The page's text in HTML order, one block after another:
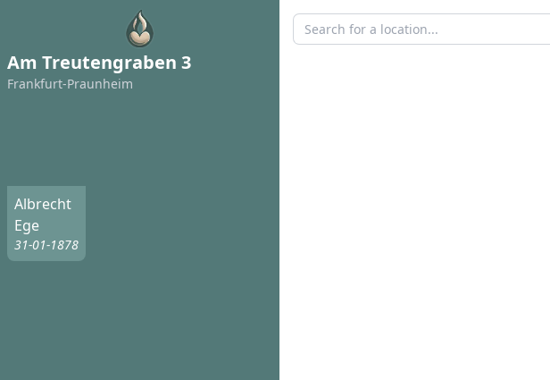
Am Treutengraben 3
Frankfurt-Praunheim
Albrecht
Ege
31-01-1878